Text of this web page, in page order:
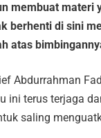
membuat materi
berhenti di sini
atas
Abdurrahman
ini terus terjaga
saling